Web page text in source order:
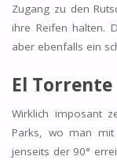
Zugang zu den
ihre Reifen halten.
aber ebenfalls ein
El Torrente
Wirklich imposant
Parks, wo man mit
jenseits der 90°